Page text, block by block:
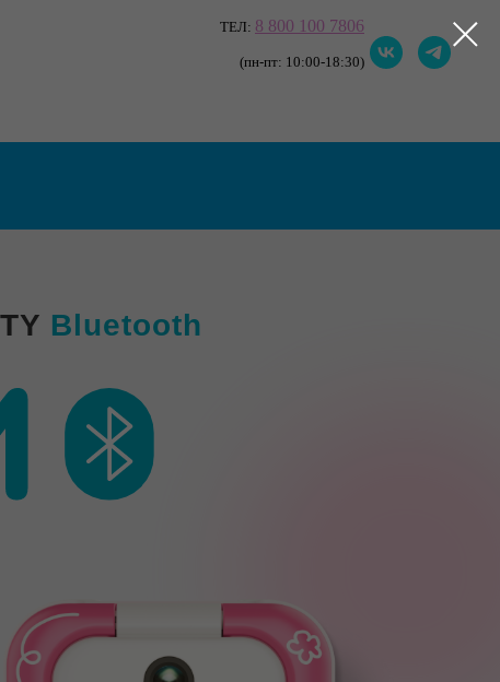
ТЕЛ: 8 800 100 7806
(пн-пт: 10:00-18:30)
Bluetooth